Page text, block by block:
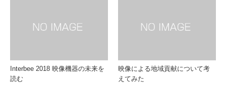
Interbee 2018 映像機器の未来を
読む
映像による地域貢献について考
えてみた